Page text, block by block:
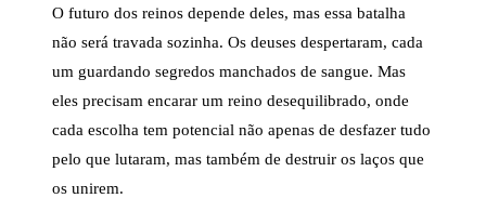
O futuro dos reinos depende deles, mas essa batalha
não será travada sozinha. Os deuses despertaram, cada
um guardando segredos manchados de sangue. Mas
eles precisam encarar um reino desequilibrado, onde
cada escolha tem potencial não apenas de desfazer tudo
pelo que lutaram, mas também de destruir os laços que
os unirem.